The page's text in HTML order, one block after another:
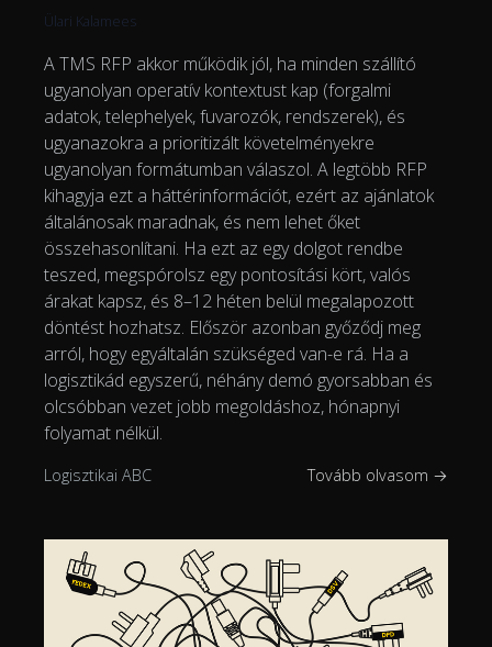
Ülari Kalamees
A TMS RFP akkor működik jól, ha minden szállító
ugyanolyan operatív kontextust kap (forgalmi
adatok, telephelyek, fuvarozók, rendszerek), és
ugyanazokra a prioritizált követelményekre
ugyanolyan formátumban válaszol. A legtöbb RFP
kihagyja ezt a háttérinformációt, ezért az ajánlatok
általánosak maradnak, és nem lehet őket
összehasonlítani. Ha ezt az egy dolgot rendbe
teszed, megspórolsz egy pontosítási kört, valós
árakat kapsz, és 8–12 héten belül megalapozott
döntést hozhatsz. Először azonban győződj meg
arról, hogy egyáltalán szükséged van-e rá. Ha a
logisztikád egyszerű, néhány demó gyorsabban és
olcsóbban vezet jobb megoldáshoz, hónapnyi
folyamat nélkül.
Logisztikai ABC Tovább olvasom →